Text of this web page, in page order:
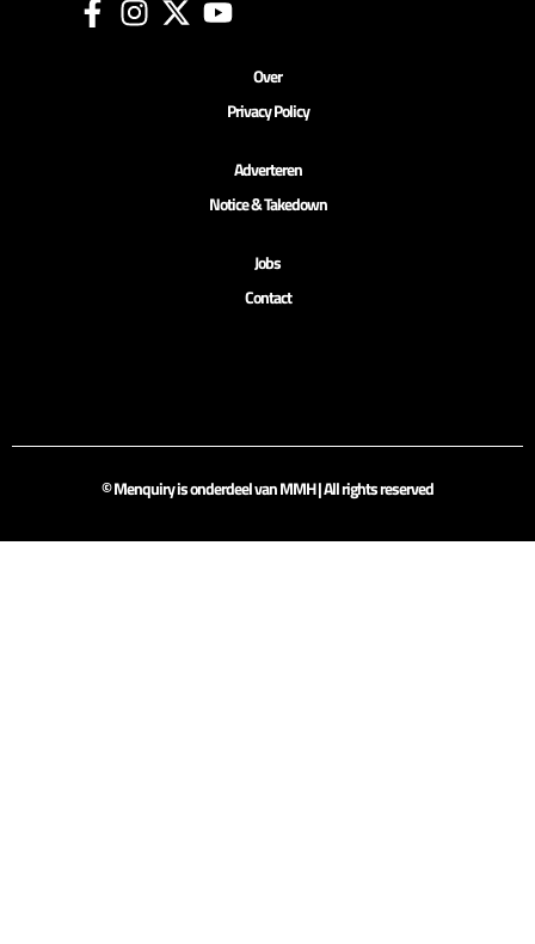
Over
Privacy Policy
Adverteren
Notice & Takedown
Jobs
Contact
© Menquiry is onderdeel van MMH | All rights reserved